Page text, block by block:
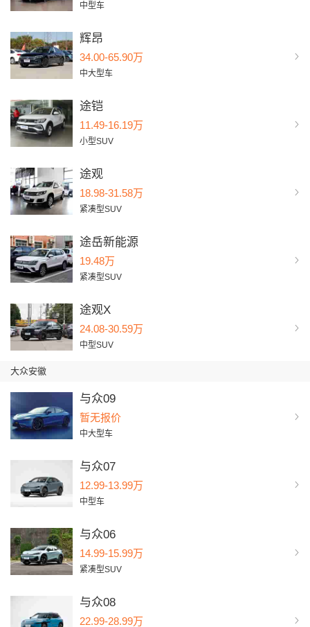
中型车
辉昂
34.00-65.90万
中大型车
途铠
11.49-16.19万
小型SUV
途观
18.98-31.58万
紧凑型SUV
途岳新能源
19.48万
紧凑型SUV
途观X
24.08-30.59万
中型SUV
大众安徽
与众09
暂无报价
中大型车
与众07
12.99-13.99万
中型车
与众06
14.99-15.99万
紧凑型SUV
与众08
22.99-28.99万